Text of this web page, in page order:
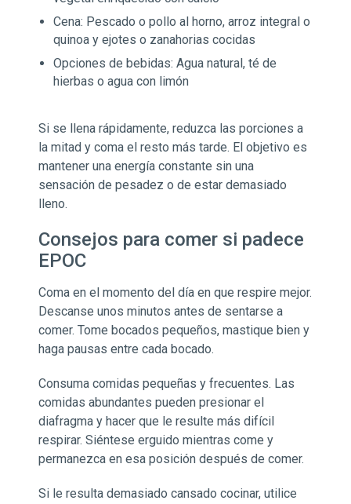
Cena: Pescado o pollo al horno, arroz integral o
quinoa y ejotes o zanahorias cocidas
Opciones de bebidas: Agua natural, té de
hierbas o agua con limón
Si se llena rápidamente, reduzca las porciones a
la mitad y coma el resto más tarde. El objetivo es
mantener una energía constante sin una
sensación de pesadez o de estar demasiado
lleno.
Consejos para comer si padece
EPOC
Coma en el momento del día en que respire mejor.
Descanse unos minutos antes de sentarse a
comer. Tome bocados pequeños, mastique bien y
haga pausas entre cada bocado.
Consuma comidas pequeñas y frecuentes. Las
comidas abundantes pueden presionar el
diafragma y hacer que le resulte más difícil
respirar. Siéntese erguido mientras come y
permanezca en esa posición después de comer.
Si le resulta demasiado cansado cocinar, utilice